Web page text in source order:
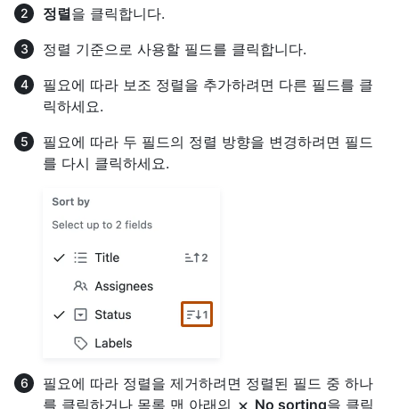
정렬을 클릭합니다.
정렬 기준으로 사용할 필드를 클릭합니다.
필요에 따라 보조 정렬을 추가하려면 다른 필드를 클
릭하세요.
필요에 따라 두 필드의 정렬 방향을 변경하려면 필드
를 다시 클릭하세요.
필요에 따라 정렬을 제거하려면 정렬된 필드 중 하나
를 클릭하거나 목록 맨 아래의
No sorting을 클릭